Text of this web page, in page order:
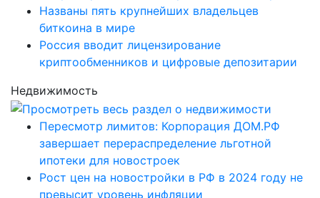
Названы пять крупнейших владельцев
биткоина в мире
Россия вводит лицензирование
криптообменников и цифровые депозитарии
Недвижимость
Пересмотр лимитов: Корпорация ДОМ.РФ
завершает перераспределение льготной
ипотеки для новостроек
Рост цен на новостройки в РФ в 2024 году не
превысит уровень инфляции